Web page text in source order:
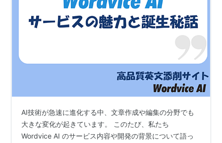
AI技術が急速に進化する中、文章作成や編集の分野でも
大きな変化が起きています。 このたび、私たち
Wordvice AI のサービス内容や開発の背景について語っ